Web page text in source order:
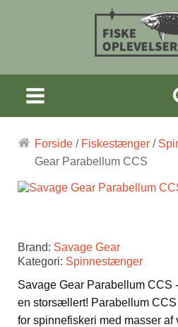
Forside / Fiskestænger /
Gear Parabellum CCS
Brand: Savage Gear
Kategori: Spinnestænger
Savage Gear Parabellum CCS
en storsællert! Parabellum
for spinnefiskeri med masser af